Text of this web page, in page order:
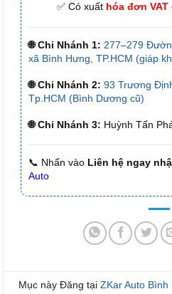
✅ Có xuất hóa đơn VAT
🌐 Chi Nhánh 1: 277–279
xã Bình Hưng, TP.HCM (giáp
🌐 Chi Nhánh 2: 93 Trương
Tp.HCM (Bình Dương cũ)
🌐 Chi Nhánh 3: Huỳnh Tấn
📞 Nhấn vào Liên hệ ngay
Auto
Mục này Đăng tại ZKar Auto Bình